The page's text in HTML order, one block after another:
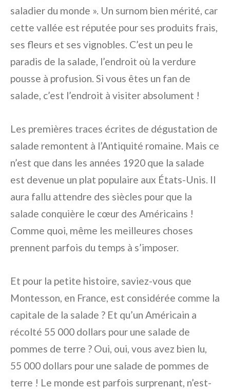
saladier du monde ». Un surnom bien mérité, car
cette vallée est réputée pour ses produits frais,
ses fleurs et ses vignobles. C’est un peu le
paradis de la salade, l’endroit où la verdure
pousse à profusion. Si vous êtes un fan de
salade, c’est l’endroit à visiter absolument !
Les premières traces écrites de dégustation de
salade remontent à l’Antiquité romaine. Mais ce
n’est que dans les années 1920 que la salade
est devenue un plat populaire aux États-Unis. Il
aura fallu attendre des siècles pour que la
salade conquière le cœur des Américains !
Comme quoi, même les meilleures choses
prennent parfois du temps à s’imposer.
Et pour la petite histoire, saviez-vous que
Montesson, en France, est considérée comme la
capitale de la salade ? Et qu’un Américain a
récolté 55 000 dollars pour une salade de
pommes de terre ? Oui, oui, vous avez bien lu,
55 000 dollars pour une salade de pommes de
terre ! Le monde est parfois surprenant, n’est-